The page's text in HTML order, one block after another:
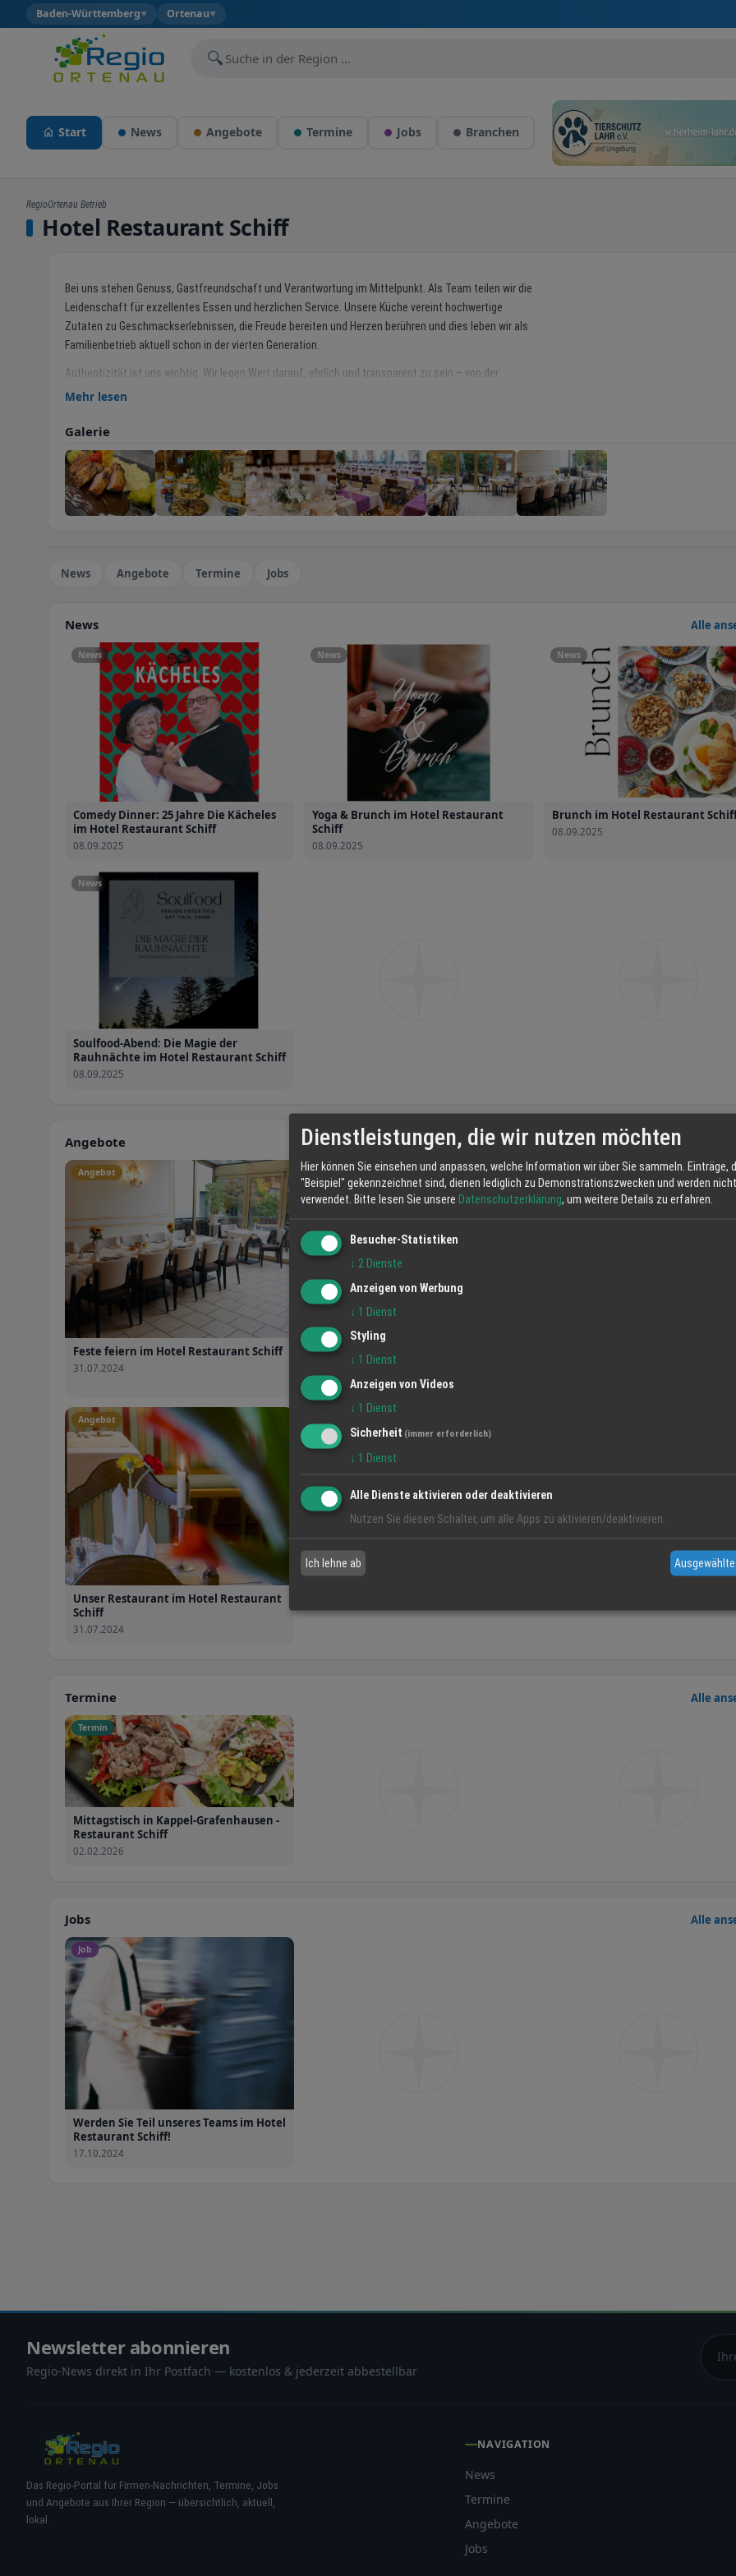
Baden-Württemberg▼ Ortenau▼
🔍
Start News Angebote Termine Jobs Branchen
RegioOrtenau Betrieb
Hotel Restaurant Schiff
Bei uns stehen Genuss, Gastfreundschaft und Verantwortung im Mittelpunkt. Als Team teilen wir die
Leidenschaft für exzellentes Essen und herzlichen Service. Unsere Küche vereint hochwertige
Zutaten zu Geschmackserlebnissen, die Freude bereiten und Herzen berühren und dies leben wir als
Familienbetrieb aktuell schon in der vierten Generation.
Authentizität ist uns wichtig. Wir legen Wert darauf, ehrlich und transparent zu sein – von der
Auswahl unserer Zutaten bis zur Interaktion mit unseren Gästen. Lokale Produkte zu nutzen,
Im Hotel-Restaurant Schiff geht es nicht nur um Mahlzeiten, sondern um Momente. Wir möchten,
dass Sie sich bei uns willkommen fühlen und Erinnerungen schaffen.
Wir laden Sie herzlich ein, Teil unserer kulinarischen Gemeinschaft zu werden.
Mehr lesen
Galerie
News Angebote Termine Jobs
News Alle
News
Comedy Dinner: 25 Jahre Die Kächeles
im Hotel Restaurant Schiff
08.09.2025
News
Yoga & Brunch im Hotel Restaurant
Schiff
08.09.2025
News
Brunch im Hotel Restaurant
08.09.2025
News
Soulfood-Abend: Die Magie der
Rauhnächte im Hotel Restaurant Schiff
08.09.2025
Angebote
Angebot
Feste feiern im Hotel Restaurant Schiff
31.07.2024
Angebot
Übernachten im Hotel Restaurant
31.07.2024
Angebot
Angebot
Unser Restaurant im Hotel Restaurant
Schiff
31.07.2024
Termine Alle
Termin
Mittagstisch in Kappel-Grafenhausen -
Restaurant Schiff
02.02.2026
Jobs Alle
Job
Werden Sie Teil unseres Teams im Hotel
Restaurant Schiff!
17.10.2024
Newsletter abonnieren
Regio-News direkt in Ihr Postfach — kostenlos & jederzeit abbestellbar
Das Regio-Portal für Firmen-Nachrichten, Termine, Jobs
und Angebote aus Ihrer Region — übersichtlich, aktuell,
lokal.
NAVIGATION
News
Termine
Angebote
Jobs
Dienstleistungen, die wir nutzen möchten
Hier können Sie einsehen und anpassen, welche Information wir über Sie sammeln. Einträge,
"Beispiel" gekennzeichnet sind, dienen lediglich zu Demonstrationszwecken und werden
verwendet. Bitte lesen Sie unsere Datenschutzerklärung, um weitere Details zu erfahren.
Besucher-Statistiken
↓ 2 Dienste
Anzeigen von Werbung
↓ 1 Dienst
Styling
↓ 1 Dienst
Anzeigen von Videos
↓ 1 Dienst
Sicherheit (immer erforderlich)
↓ 1 Dienst
Alle Dienste aktivieren oder deaktivieren
Nutzen Sie diesen Schalter, um alle Apps zu aktivieren/deaktivieren.
Ich lehne ab